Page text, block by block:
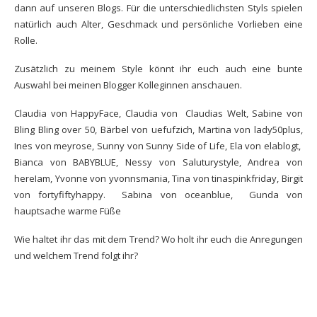
dann auf unseren Blogs. Für die unterschiedlichsten Styls spielen
natürlich auch Alter, Geschmack und persönliche Vorlieben eine
Rolle.
Zusätzlich zu meinem Style könnt ihr euch auch eine bunte
Auswahl bei meinen Blogger Kolleginnen anschauen.
Claudia vonHappyFace , Claudia vonClaudias Welt, Sabine von
Bling Bling over 50, Bärbel vonuefufzich , Martina vonlady50plus
Ines vonmeyrose , Sunny von Sunny Side ofLife, Ela vonelablogt
Bianca vonBABYBLUE , Nessy von Saluturystyle , Andrea von
hereIam , Yvonne von yvonnsmania , Tina vontinaspinkfriday , Birgit
vonfortyfiftyhappy. Sabina von oceanblue, Gunda von
hauptsache warme Füße
Wie haltet ihr das mit dem Trend? Wo holt ihr euch die Anregungen
und welchem Trend folgt ihr?